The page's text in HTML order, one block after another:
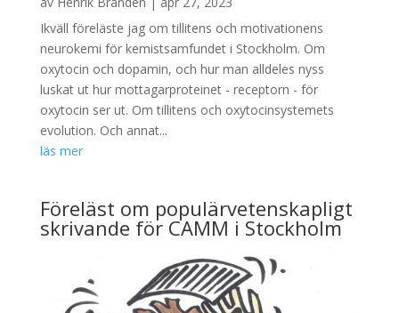
Ikväll föreläste jag om tillitens och motivationens
neurokemi för kemistsamfundet i Stockholm. Om
oxytocin och dopamin, och hur man alldeles nyss
luskat ut hur mottagarproteinet - receptorn - för
oxytocin ser ut. Om tillitens och oxytocinsystemets
evolution. Och annat...
läs mer
Föreläst om populärvetenskapligt
skrivande för CAMM i Stockholm